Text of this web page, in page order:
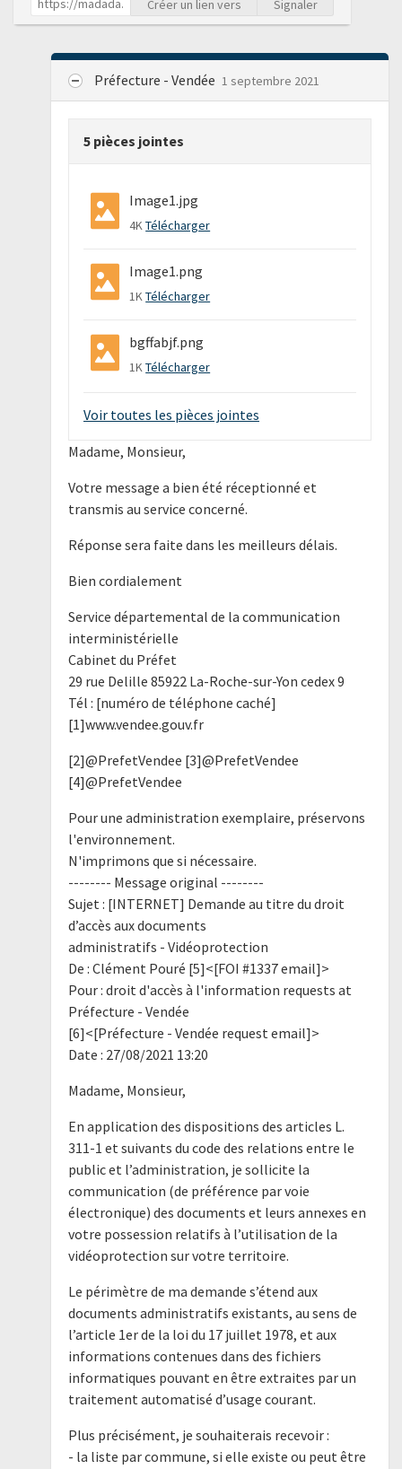
Créer un lien vers Signaler
Préfecture - Vendée 1 septembre 2021
5 pièces jointes
Image1.jpg
4KTélécharger
Image1.png
1KTélécharger
bgffabjf.png
1KTélécharger
Voir toutes les pièces jointes
Madame, Monsieur,
Votre message a bien été réceptionné et
transmis au service concerné.
Réponse sera faite dans les meilleurs délais.
Bien cordialement
Service départemental de la communication
interministérielle
Cabinet du Préfet
29 rue Delille 85922 La-Roche-sur-Yon cedex 9
Tél : [numéro de téléphone caché]
[1]www.vendee.gouv.fr
[2]@PrefetVendee [3]@PrefetVendee
[4]@PrefetVendee
Pour une administration exemplaire, préservons
l'environnement.
N'imprimons que si nécessaire.
-------- Message original --------
Sujet : [INTERNET] Demande au titre du droit
d’accès aux documents
administratifs - Vidéoprotection
De : Clément Pouré [5]<[FOI #1337 email]>
Pour : droit d'accès à l'information requests at
Préfecture - Vendée
[6]<[Préfecture - Vendée request email]>
Date : 27/08/2021 13:20
Madame, Monsieur,
En application des dispositions des articles L.
311-1 et suivants du code des relations entre le
public et l’administration, je sollicite la
communication (de préférence par voie
électronique) des documents et leurs annexes en
votre possession relatifs à l’utilisation de la
vidéoprotection sur votre territoire.
Le périmètre de ma demande s’étend aux
documents administratifs existants, au sens de
l’article 1er de la loi du 17 juillet 1978, et aux
informations contenues dans des fichiers
informatiques pouvant en être extraites par un
traitement automatisé d’usage courant.
Plus précisément, je souhaiterais recevoir :
- la liste par commune, si elle existe ou peut être